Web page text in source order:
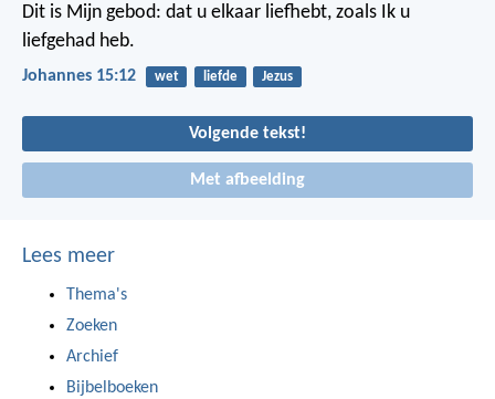
Dit is Mijn gebod: dat u elkaar liefhebt, zoals Ik u
liefgehad heb.
Johannes 15:12 wet liefde Jezus
Volgende tekst!
Met afbeelding
Lees meer
Thema's
Zoeken
Archief
Bijbelboeken